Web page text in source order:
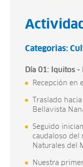
Categorias:
Día 01: Iquitos -
Recepción en
Traslado
Bellavista
Seguido
caudaloso del
Naturales del
Nuestra